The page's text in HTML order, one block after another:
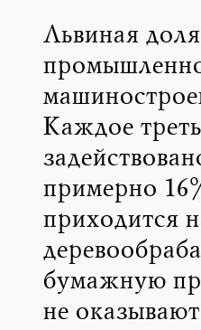
Львиная
Каждое
примерно
приходится
бумажную
не